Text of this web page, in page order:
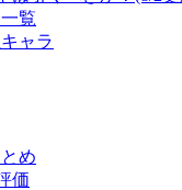
覧
ャラ
め
価